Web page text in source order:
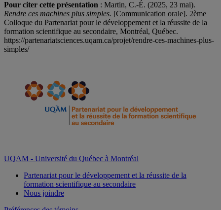
Pour citer cette présentation : Martin, C.-É. (2025, 23 mai).
Rendre ces machines plus simples. [Communication orale]. 2ème
Colloque du Partenariat pour le développement et la réussite de la
formation scientifique au secondaire, Montréal, Québec.
https://partenariatsciences.uqam.ca/projet/rendre-ces-machines-plus-
simples/
UQAM - Université du Québec à Montréal
Partenariat pour le développement et la réussite de la
formation scientifique au secondaire
Nous joindre